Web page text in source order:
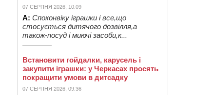
07 СЕРПНЯ 2026, 10:09
А: Споконвіку іграшки і все,що
стосується дитячого дозвілля,а
також-посуд і миючі засоби,к...
Встановити гойдалки, карусель і
закупити іграшки: у Черкасах просять
покращити умови в дитсадку
07 СЕРПНЯ 2026, 09:36